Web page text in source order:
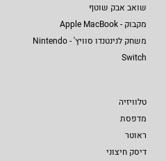
שואב אבק שוטף
מקבוק - Apple MacBook
משחק לנינטנדו סוויץ' - Nintendo
Switch
טלוויזיה
מדפסת
ראוטר
דיסק חיצוני